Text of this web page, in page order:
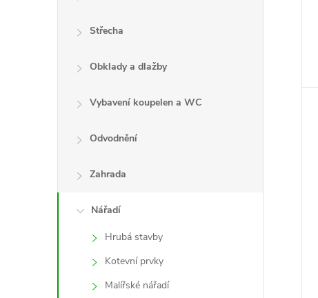
Střecha
Obklady a dlažby
Vybavení koupelen a WC
Odvodnění
Zahrada
Nářadí
Hrubá stavby
Kotevní prvky
Malířské nářadí
k
u